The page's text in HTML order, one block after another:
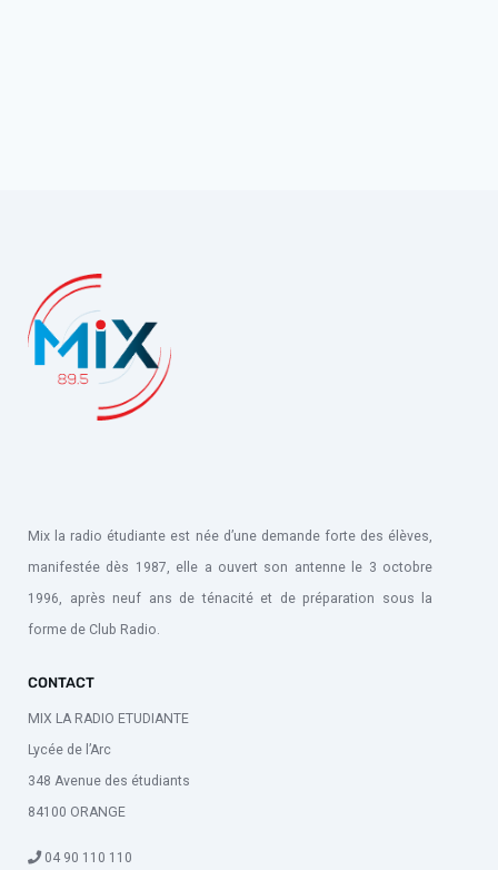
Mix la radio étudiante est née d’une demande forte des élèves,
manifestée dès 1987, elle a ouvert son antenne le 3 octobre
1996, après neuf ans de ténacité et de préparation sous la
forme de Club Radio.
CONTACT
MIX LA RADIO ETUDIANTE
Lycée de l’Arc
348 Avenue des étudiants
84100 ORANGE
04 90 110 110